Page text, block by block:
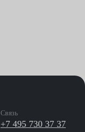
Связь
+7 495 730 37 37